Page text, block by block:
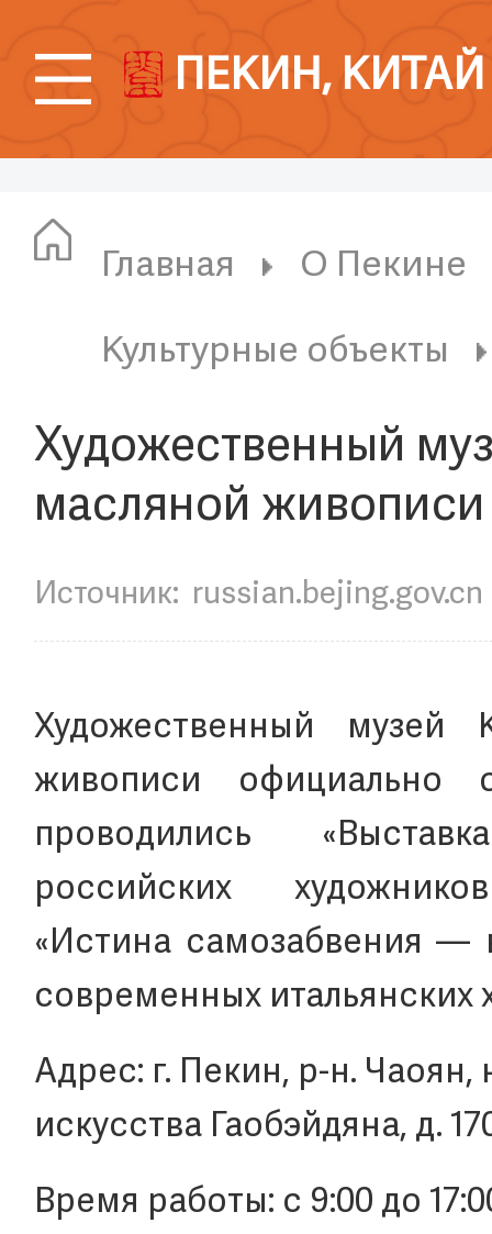
ПЕКИН, КИТАЙ
Главная
О Пекине
Культурные объекты
​Художественный
масляной живописи
Источник: russian.bejing.gov.cn
Художественный музей
живописи официально
проводились
российских
«Истина самозабвения —
современных итальянских
Адрес: г. Пекин, р-н. Чаоян,
искусства Гаобэйдяна, д.
Время работы: с 9:00 до